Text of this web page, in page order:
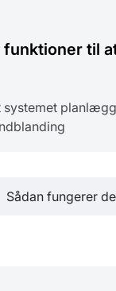
til
systemet
Sådan fungerer